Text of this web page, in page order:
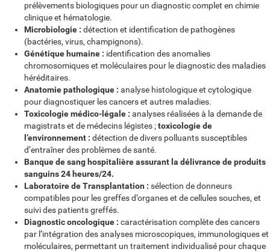
prélèvements biologiques pour un diagnostic complet en chimie
clinique et hématologie.
Microbiologie : détection et identification de pathogènes
(bactéries, virus, champignons).
Génétique humaine : identification des anomalies
chromosomiques et moléculaires pour le diagnostic des maladies
héréditaires.
Anatomie pathologique : analyse histologique et cytologique
pour diagnostiquer les cancers et autres maladies.
Toxicologie médico-légale : analyses réalisées à la demande de
magistrats et de médecins légistes ;toxicologie de
l’environnement : détection de divers polluants susceptibles
d’entraîner des problèmes de santé.
Banque de sang hospitalière assurant la délivrance de produits
sanguins 24 heures/24.
Laboratoire de Transplantation : sélection de donneurs
compatibles pour les greffes d’organes et de cellules souches, et
suivi des patients greffés.
Diagnostic oncologique : caractérisation complète des cancers
par l’intégration des analyses microscopiques, immunologiques et
moléculaires, permettant un traitement individualisé pour chaque